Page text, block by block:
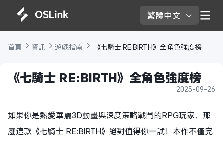
繁體中文
首頁 資訊 遊戲指南 《七騎士 RE:BIRTH》全角色強度榜
《七騎士 RE:BIRTH》全角色強度榜
2025-09-26
如果你是熱愛華麗3D動畫與深度策略戰鬥的RPG玩家，那
麼這款《七騎士 RE:BIRTH》絕對值得你一試！本作不僅完